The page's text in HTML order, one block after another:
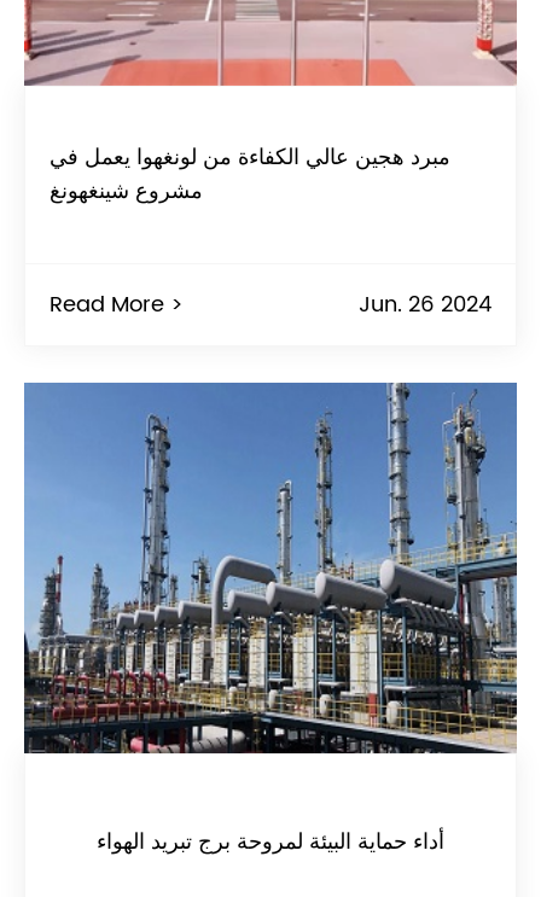
مبرد هجين عالي الكفاءة من لونغهوا يعمل في
مشروع شينغهونغ
Read More > Jun. 26 2024
أداء حماية البيئة لمروحة برج تبريد الهواء